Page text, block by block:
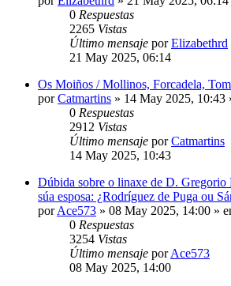
0 Respuestas
2265 Vistas
Último mensaje porElizabethrd
21 May 2025, 06:14
Os Moiños / Mollinos, Forcadela,
porCatmartins » 14 May 2025, 10:43
0 Respuestas
2912 Vistas
Último mensaje porCatmartins
14 May 2025, 10:43
Dúbida sobre o linaxe de D. Gregorio
súa esposa: ¿Rodríguez de Puga ou
porAce573 » 08 May 2025, 14:00 »
0 Respuestas
3254 Vistas
Último mensaje porAce573
08 May 2025, 14:00